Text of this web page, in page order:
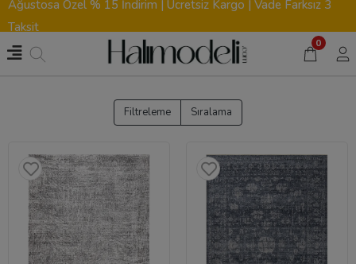
Ağustosa Özel % 15 İndirim | Ücretsiz Kargo | Vade Farksız 3
Taksit
0
Filtreleme Sıralama